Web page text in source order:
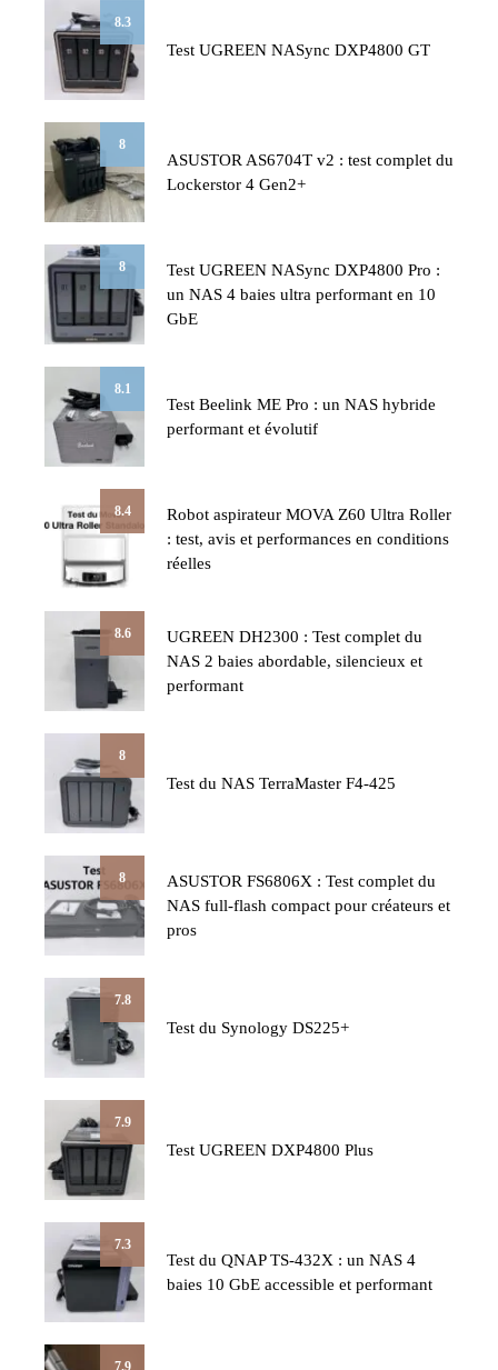
8.3
Test UGREEN NASync DXP4800 GT
8
ASUSTOR AS6704T v2 : test complet du
Lockerstor 4 Gen2+
8
Test UGREEN NASync DXP4800 Pro :
un NAS 4 baies ultra performant en 10
GbE
8.1
Test Beelink ME Pro : un NAS hybride
performant et évolutif
8.4
Robot aspirateur MOVA Z60 Ultra Roller
: test, avis et performances en conditions
réelles
8.6
UGREEN DH2300 : Test complet du
NAS 2 baies abordable, silencieux et
performant
8
Test du NAS TerraMaster F4-425
8
ASUSTOR FS6806X : Test complet du
NAS full-flash compact pour créateurs et
pros
7.8
Test du Synology DS225+
7.9
Test UGREEN DXP4800 Plus
7.3
Test du QNAP TS-432X : un NAS 4
baies 10 GbE accessible et performant
7.9